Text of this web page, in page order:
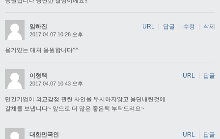
임하진
2017.04.07 10:28 오후
용기있는 대처 응원합니다^^
URL | 답글 | 수정 | 삭제
이형택
2017.04.07 10:43 오후
민간기업이 외교감정 관련 사안을 무시하지않고 용단내린것에
갈채를 보냅니다~ 앞으로 더 많은 좋은책 부탁드려요~
URL 답글
대한민국인 URL 답글